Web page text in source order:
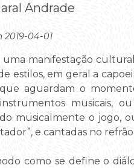
Andrade
04-01
uma manifestação
estilos, em geral a
aguardam o
musicais,
musicalmente o jogo,
e cantadas no
como se define o